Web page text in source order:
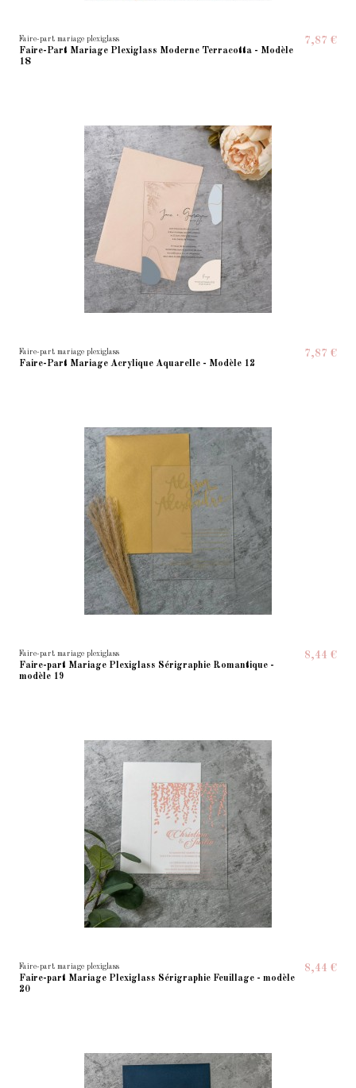
Faire-part mariage plexiglass
Faire-Part Mariage Plexiglass Moderne Terracotta - Modèle
18
7,87 €
Faire-part mariage plexiglass
Faire-Part Mariage Acrylique Aquarelle - Modèle 12
7,87 €
Faire-part mariage plexiglass
Faire-part Mariage Plexiglass Sérigraphie Romantique -
modèle 19
8,44 €
Faire-part mariage plexiglass
Faire-part Mariage Plexiglass Sérigraphie Feuillage - modèle
20
8,44 €